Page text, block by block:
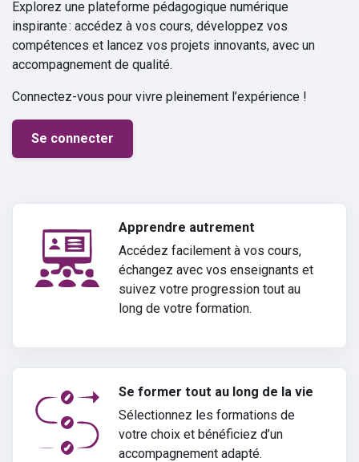
Explorez une plateforme pédagogique numérique
inspirante : accédez à vos cours, développez vos
compétences et lancez vos projets innovants, avec un
accompagnement de qualité.
Connectez-vous pour vivre pleinement l’expérience !
Se connecter
Apprendre autrement
Accédez facilement à vos cours,
échangez avec vos enseignants et
suivez votre progression tout au
long de votre formation.
Se former tout au long de la vie
Sélectionnez les formations de
votre choix et bénéficiez d’un
accompagnement adapté.